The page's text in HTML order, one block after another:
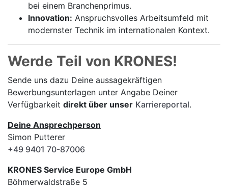
bei einem Branchenprimus.
Innovation: Anspruchsvolles Arbeitsumfeld mit
modernster Technik im internationalen Kontext.
Werde Teil von KRONES!
Sende uns dazu Deine aussage­kräftigen
Bewerbungsunterlagen unter Angabe Deiner
Verfügbarkeit direkt über unser Karriereportal.
Deine Ansprechperson
Simon Putterer
+49 9401 70-87006
KRONES Service Europe GmbH
Böhmerwaldstraße 5